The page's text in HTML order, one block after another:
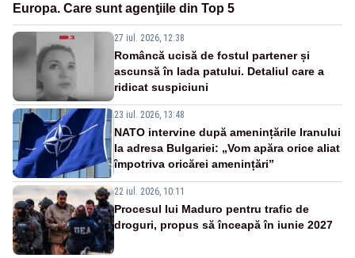
Europa. Care sunt agenţiile din Top 5
27 iul. 2026, 12:38
Româncă ucisă de fostul partener și
ascunsă în lada patului. Detaliul care a
ridicat suspiciuni
23 iul. 2026, 13:48
NATO intervine după amenințările Iranului
la adresa Bulgariei: „Vom apăra orice aliat
împotriva oricărei amenințări”
22 iul. 2026, 10:11
Procesul lui Maduro pentru trafic de
droguri, propus să înceapă în iunie 2027